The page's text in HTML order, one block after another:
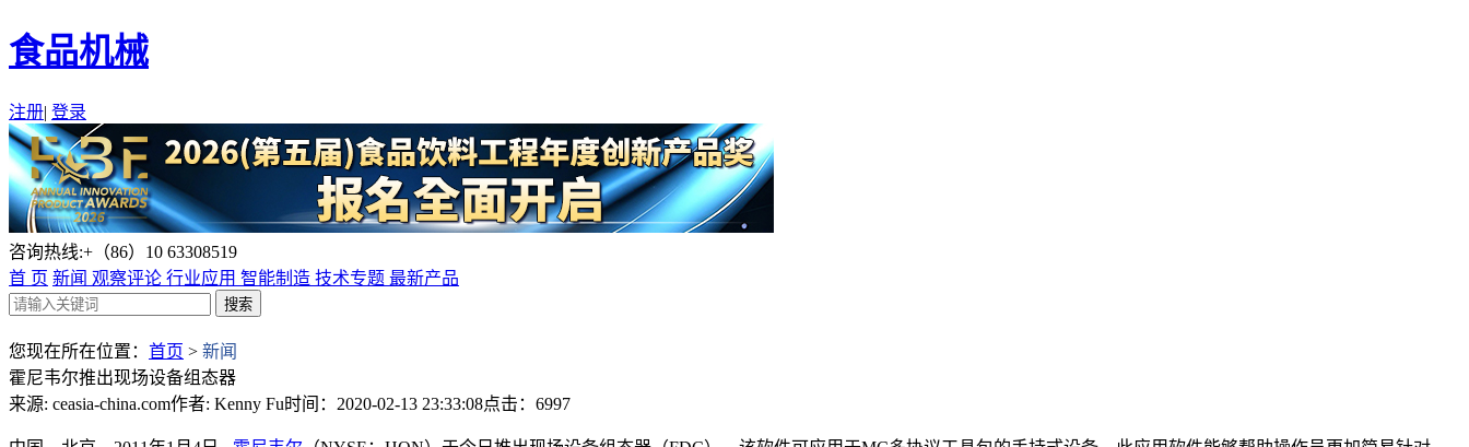
食品机械
注册| 登录
咨询热线:+（86）10 63308519
首 页 新闻 观察评论 行业应用 智能制造 技术专题 最新产品
您现在所在位置： 首页 > 新闻
霍尼韦尔推出现场设备组态器
来源: ceasia-china.com作者: Kenny Fu时间：2020-02-13 23:33:08点击：6997